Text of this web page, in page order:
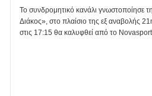
Το συνδρομητικό κανάλι γνωστοποίησε
Διάκος», στο πλαίσιο της εξ αναβολής
στις 17:15 θα καλυφθεί από το